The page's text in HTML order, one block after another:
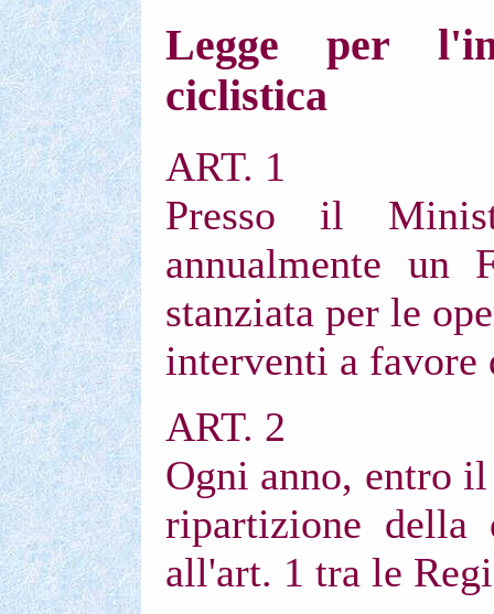
Legge per
ciclistica
ART. 1
Presso il
annualmente un
stanziata per le
interventi a
ART. 2
Ogni anno, entro
ripartizione della
all'art. 1 tra le